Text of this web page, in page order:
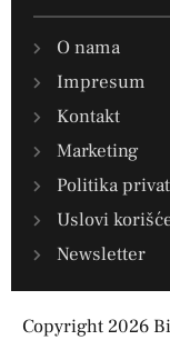
O nama
Impresum
Kontakt
Marketing
Politika
Uslovi
Newsletter
Copyright 2026